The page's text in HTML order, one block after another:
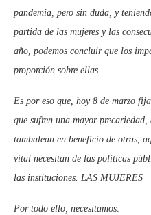
pandemia, pero sin duda, y
partida de las mujeres y las
año, podemos concluir que los
proporción sobre ellas.
Es por eso que, hoy 8 de marzo
que sufren una mayor precariedad,
tambalean en beneficio de otras,
vital necesitan de las políticas
las instituciones. LAS MUJERES
Por todo ello, necesitamos: